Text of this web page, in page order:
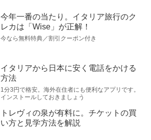
今年一番の当たり。イタリア旅行のク
レカは「Wise」が正解！
今なら無料特典／割引クーポン付き
イタリアから日本に安く電話をかける
方法
1分3円で格安。海外在住者にも便利なアプリです。
インストールしておきましょう
トレヴィの泉が有料に。チケットの買
い方と見学方法を解説